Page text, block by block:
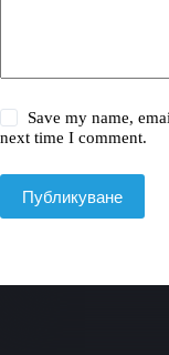
Save my name,
next time I comment.
Публикуване